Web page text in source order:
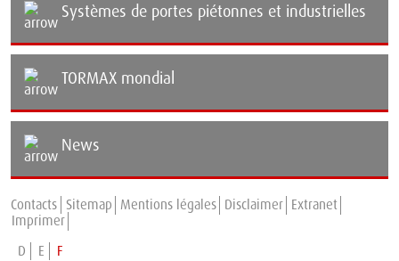
Systèmes de portes piétonnes et industrielles
TORMAX mondial
News
Contacts Sitemap Mentions légales Disclaimer Extranet
Imprimer
D
E F